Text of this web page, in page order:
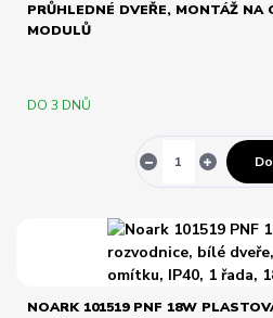
PRŮHLEDNÉ DVEŘE, MONTÁŽ NA
MODULŮ
DO 3 DNŮ
NOARK 101519 PNF 18W